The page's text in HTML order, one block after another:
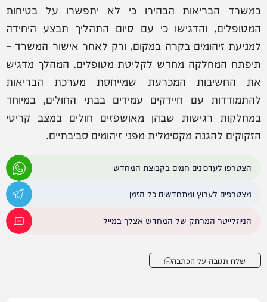
במשרד הבריאות הבהירו כי לא יתפשרו על בטיחות
המטופלים, והדגישו כי עם סיום התהליך תבצע היחידה
למניעת זיהומים בקרה במקום, ורק לאחר אישור המשרד –
תיפתח המחלקה מחדש לקליטת מטופלים. המהלך מדגיש
את החשיבות המכרעת שמייחסת מערכת הבריאות
להתמודדות עם חיידקים עמידים בבתי החולים, במיוחד
במחלקות רגישות שבהן מאושפזים חולים במצב קריטי
הזקוקים להגנה מקסימלית מפני זיהומים סביבתיים.
הצטרפו לעדכונים חמים בקבוצת המחדש
מצטרפים לערוץ ומתחדשים כל הזמן
הניוזלייטר המרתק של המחדש אצלך במייל
שלח תגובה על הכתבה